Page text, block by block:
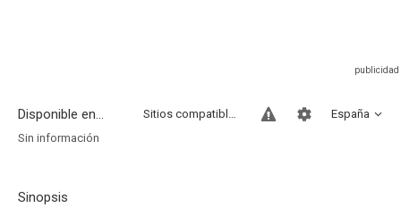
Disponible en... España
Sitios compatibles
Sin información
Sinopsis